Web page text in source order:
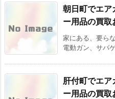
朝日町でエア
ー用品の買取
家にある、要ら
電動ガン、サバ
肝付町でエ
ー用品の買取